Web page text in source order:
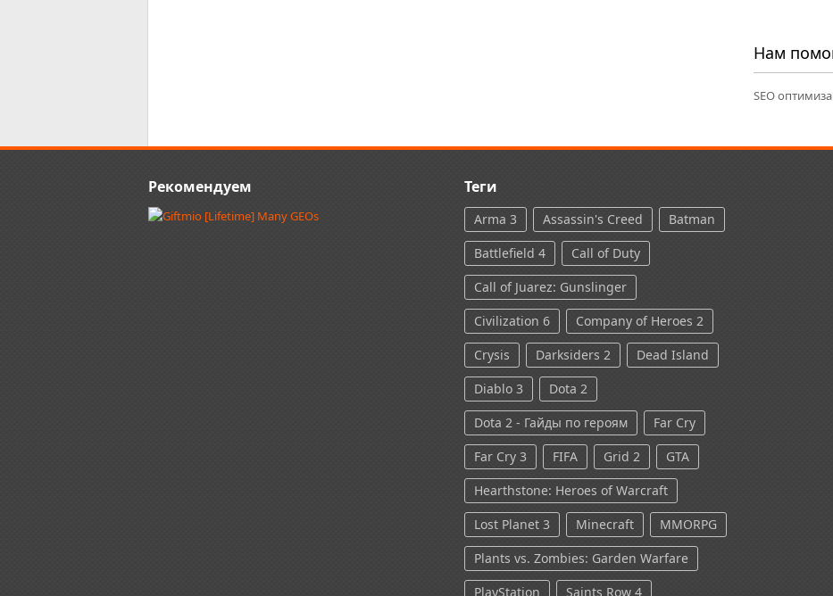
Нам
SEO
Рекомендуем Теги
Arma 3 Assassin's Creed
Batman
Battlefield 4
Call of Duty
Call of Juarez: Gunslinger
Civilization 6
Company of Heroes 2
Crysis
Darksiders 2
Dead Island
Diablo 3
Dota 2
Dota 2 - Гайды по героям
Far Cry
Far Cry 3
FIFA Grid 2
GTA
Hearthstone: Heroes of Warcraft
Lost Planet 3
Minecraft
MMORPG
Plants vs. Zombies: Garden Warfare
PlayStation
Saints Row 4